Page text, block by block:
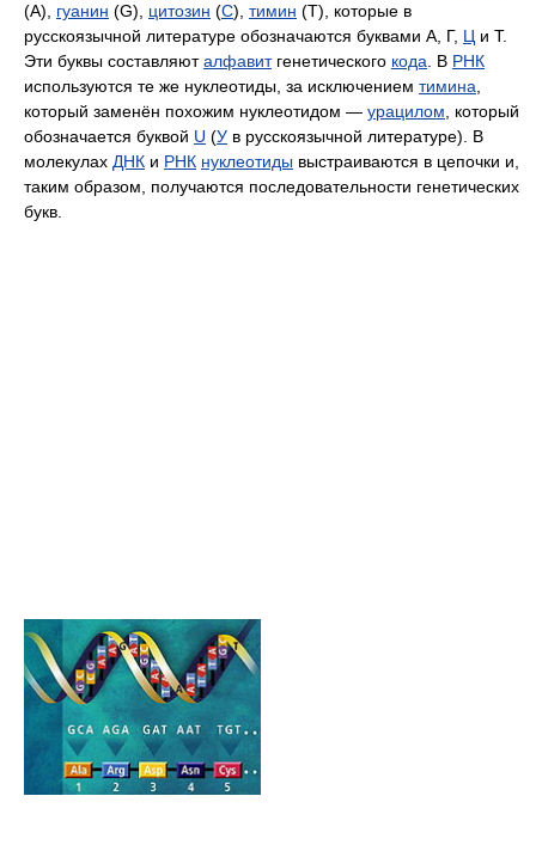
(А), гуанин (G), цитозин (С), тимин (T), которые в
русскоязычной литературе обозначаются буквами А, Г, Ц и Т.
Эти буквы составляюталфавитгенетического кода . В РНК
используются те же нуклеотиды, за исключением тимина
который заменён похожим нуклеотидом — урацилом , который
обозначается буквой U (У в русскоязычной литературе). В
молекулах ДНК и РНК нуклеотиды выстраиваются в цепочки и,
таким образом, получаются последовательности генетических
букв.